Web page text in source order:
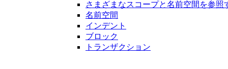
さまざまなスコープと名前空間を参照
名前空間
インデント
ブロック
トランザクション